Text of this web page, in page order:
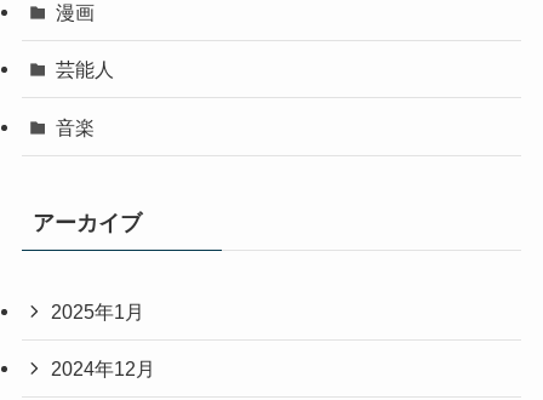
漫画
芸能人
音楽
アーカイブ
2025年1月
2024年12月